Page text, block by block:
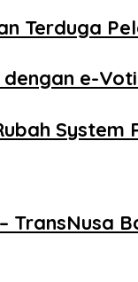
Terduga
dengan e-
TransNusa